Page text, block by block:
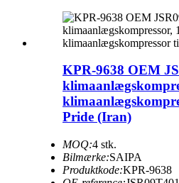
KPR-9638 OEM
Pride (Iran)
MOQ:4 stk.
Bilmærke:SAIPA
Produktkode:KPR-9638